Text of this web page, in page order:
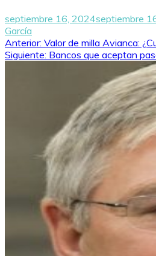
septiembre 16, 2024septiembre
García
Navegación
de
Anterior: Valor de milla Avianca:
Siguiente: Bancos que aceptan